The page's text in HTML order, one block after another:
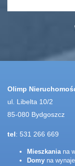
Olimp
ul. Libelta 10/2
85-080 Bydgoszcz
tel: 531 266 669
Mieszkania na
Domy na